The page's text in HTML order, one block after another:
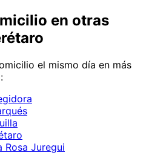
en otras
el mismo día en más
Rosa Juregui